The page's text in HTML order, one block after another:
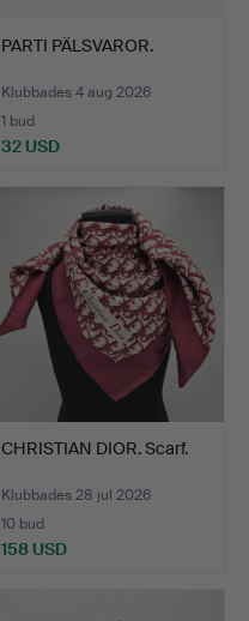
PARTI PÄLSVAROR.
Klubbades 4 aug 2026
1 bud
32 USD
CHRISTIAN DIOR. Scarf.
Klubbades 28 jul 2026
10 bud
158 USD